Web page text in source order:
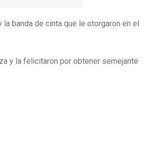
banda de cinta que le otorgaron en el
y la felicitaron por obtener semejante